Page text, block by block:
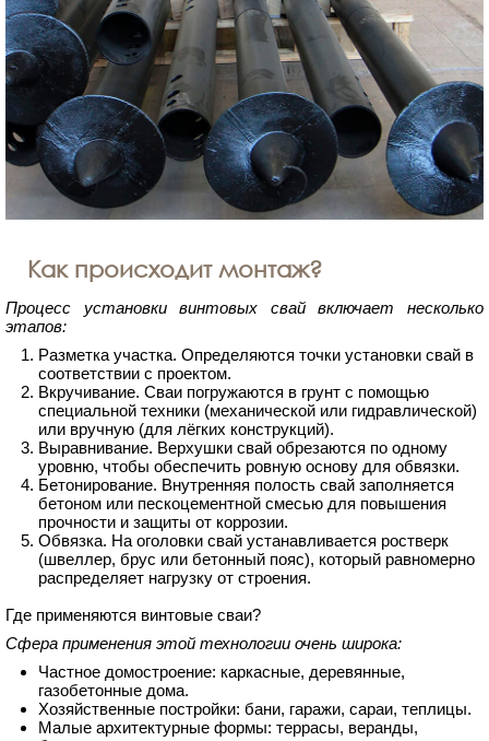
Как происходит монтаж?
Процесс установки винтовых свай включает несколько
этапов:
Разметка участка. Определяются точки установки свай в
соответствии с проектом.
Вкручивание. Сваи погружаются в грунт с помощью
специальной техники (механической или гидравлической)
или вручную (для лёгких конструкций).
Выравнивание. Верхушки свай обрезаются по одному
уровню, чтобы обеспечить ровную основу для обвязки.
Бетонирование. Внутренняя полость свай заполняется
бетоном или пескоцементной смесью для повышения
прочности и защиты от коррозии.
Обвязка. На оголовки свай устанавливается ростверк
(швеллер, брус или бетонный пояс), который равномерно
распределяет нагрузку от строения.
Где применяются винтовые сваи?
Сфера применения этой технологии очень широка:
Частное домостроение: каркасные, деревянные,
газобетонные дома.
Хозяйственные постройки: бани, гаражи, сараи, теплицы.
Малые архитектурные формы: террасы, веранды,